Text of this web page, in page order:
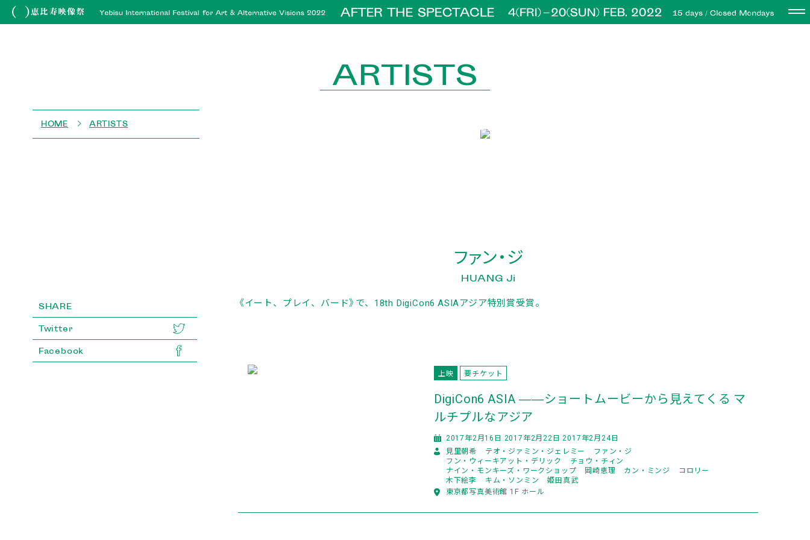
ARTISTS
HOME ARTISTS
ファン・ジ
HUANG Ji
SHARE
Twitter
Facebook
《イート、プレイ、バード》で、18th DigiCon6 ASIAアジア特別賞受賞。
上映 要チケット
DigiCon6 ASIA ――ショートムービーから見えてくる マ
ルチプルなアジア
2017年2月16日 2017年2月22日 2017年2月24日
見里朝希
テオ・ジァミン・ジェレミー
ファン・ジ
フン・ウィーキアット・デリック
チョウ・チィン
ナイン・モンキーズ・ワークショップ
岡崎恵理 カン・ミンジ
コロリー
木下絵李
キム・ソンミン
姫田真武
東京都写真美術館 1F ホール